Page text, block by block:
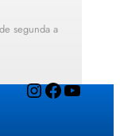
segunda a
InstagramFacebook YouTube